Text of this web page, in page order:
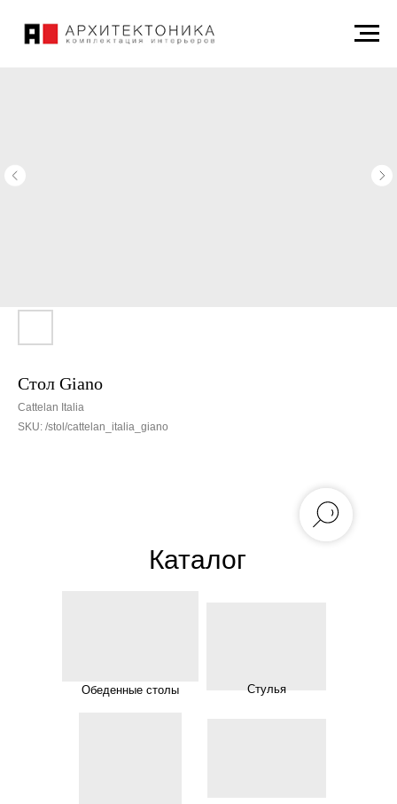
Стол Giano
Cattelan Italia
SKU: /stol/cattelan_italia_giano
Обеденные столы Стулья
Каталог